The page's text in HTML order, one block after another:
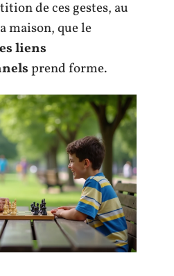
de ces gestes, au
maison, que le
liens
prend forme.